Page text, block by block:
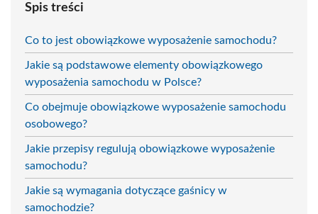
Spis treści
Co to jest obowiązkowe wyposażenie samochodu?
Jakie są podstawowe elementy obowiązkowego
wyposażenia samochodu w Polsce?
Co obejmuje obowiązkowe wyposażenie samochodu
osobowego?
Jakie przepisy regulują obowiązkowe wyposażenie
samochodu?
Jakie są wymagania dotyczące gaśnicy w
samochodzie?